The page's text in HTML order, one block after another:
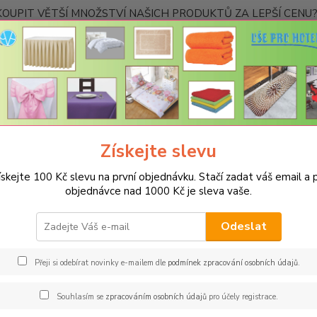
VĚTŠÍ MNOŽSTVÍ NAŠICH PRODUKTŮ ZA LEPŠÍ
Kontakty
Hledat
Hotelové povlečení Povlečení standard hladké s pruhem
standard hladké s
s
praní
Získejte slevu
100 Kč slevu na první objednávku. Stačí zadat váš email a
objednávce nad 1000 Kč je sleva vaše.
Odeslat
Přeji si odebírat novinky e-mailem dle podmínek zpracování osobních údajů.
Souhlasím se zpracováním osobních údajůpro účely registrace.